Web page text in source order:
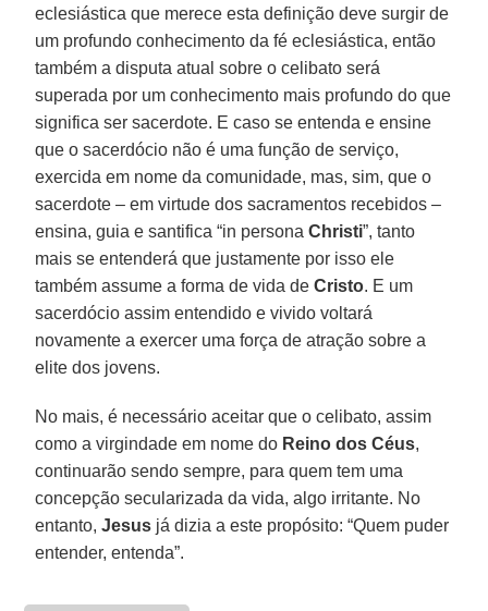
eclesiástica que merece esta definição deve surgir de
um profundo conhecimento da fé eclesiástica, então
também a disputa atual sobre o celibato será
superada por um conhecimento mais profundo do que
significa ser sacerdote. E caso se entenda e ensine
que o sacerdócio não é uma função de serviço,
exercida em nome da comunidade, mas, sim, que o
sacerdote – em virtude dos sacramentos recebidos –
ensina, guia e santifica “in personaChristi”, tanto
mais se entenderá que justamente por isso ele
também assume a forma de vida deCristo. E um
sacerdócio assim entendido e vivido voltará
novamente a exercer uma força de atração sobre a
elite dos jovens.
No mais, é necessário aceitar que o celibato, assim
como a virgindade em nome do Reino dos Céus,
continuarão sendo sempre, para quem tem uma
concepção secularizada da vida, algo irritante. No
entanto,Jesus já dizia a este propósito: “Quem puder
entender, entenda”.